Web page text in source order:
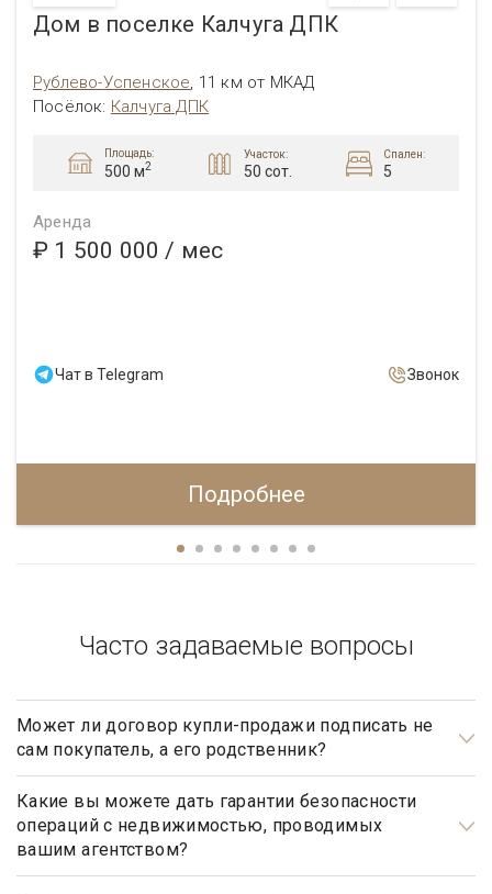
Дом в поселке Калчуга ДПК
Рублево-Успенское, 11 км от МКАД
Посёлок: Калчуга ДПК
Площадь:
500 м2
Участок:
50 сот.
Спален:
5
Аренда
₽ 1 500 000/ мес
Чат в Telegram Звонок
Подробнее
Часто задаваемые вопросы
Может ли договор купли-продажи подписать не
сам покупатель, а его родственник?
Может, но для этого необходимо иметь действующую
нотариально заверенную доверенность.
Какие вы можете дать гарантии безопасности
операций с недвижимостью, проводимых
вашим агентством?
Наше агентство элитной недвижимости осуществляет